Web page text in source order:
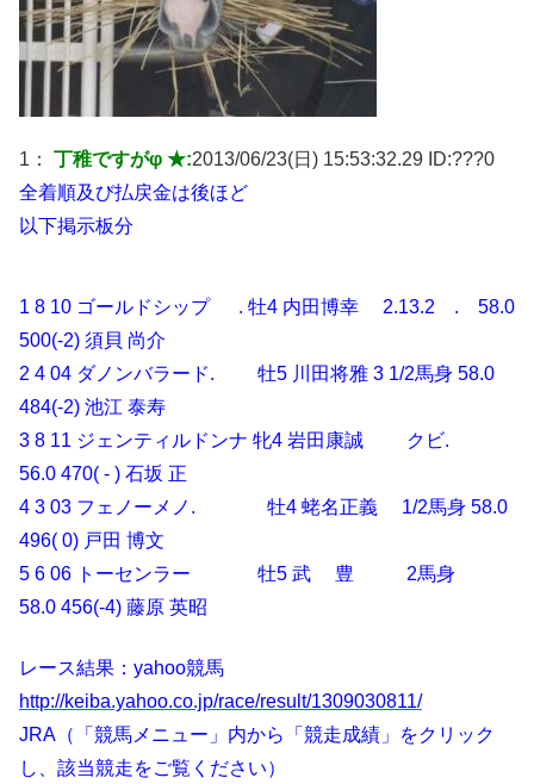
1： 丁稚ですがφ ★:2013/06/23(日) 15:53:32.29 ID:???0
全着順及び払戻金は後ほど
以下掲示板分
1 8 10 ゴールドシップ . 牡4 内田博幸 2.13.2 . 58.0
500(-2) 須貝 尚介
2 4 04 ダノンバラード. 牡5 川田将雅 3 1/2馬身 58.0
484(-2) 池江 泰寿
3 8 11 ジェンティルドンナ 牝4 岩田康誠 クビ.
56.0 470( - ) 石坂 正
4 3 03 フェノーメノ. 牡4 蛯名正義 1/2馬身 58.0
496( 0) 戸田 博文
5 6 06 トーセンラー 牡5 武 豊 2馬身
58.0 456(-4) 藤原 英昭
レース結果：yahoo競馬
http://keiba.yahoo.co.jp/race/result/1309030811/
JRA（「競馬メニュー」内から「競走成績」をクリック
し、該当競走をご覧ください）